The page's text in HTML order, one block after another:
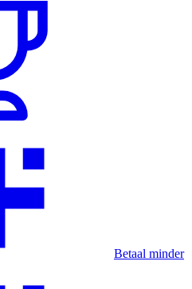
Betaal minder